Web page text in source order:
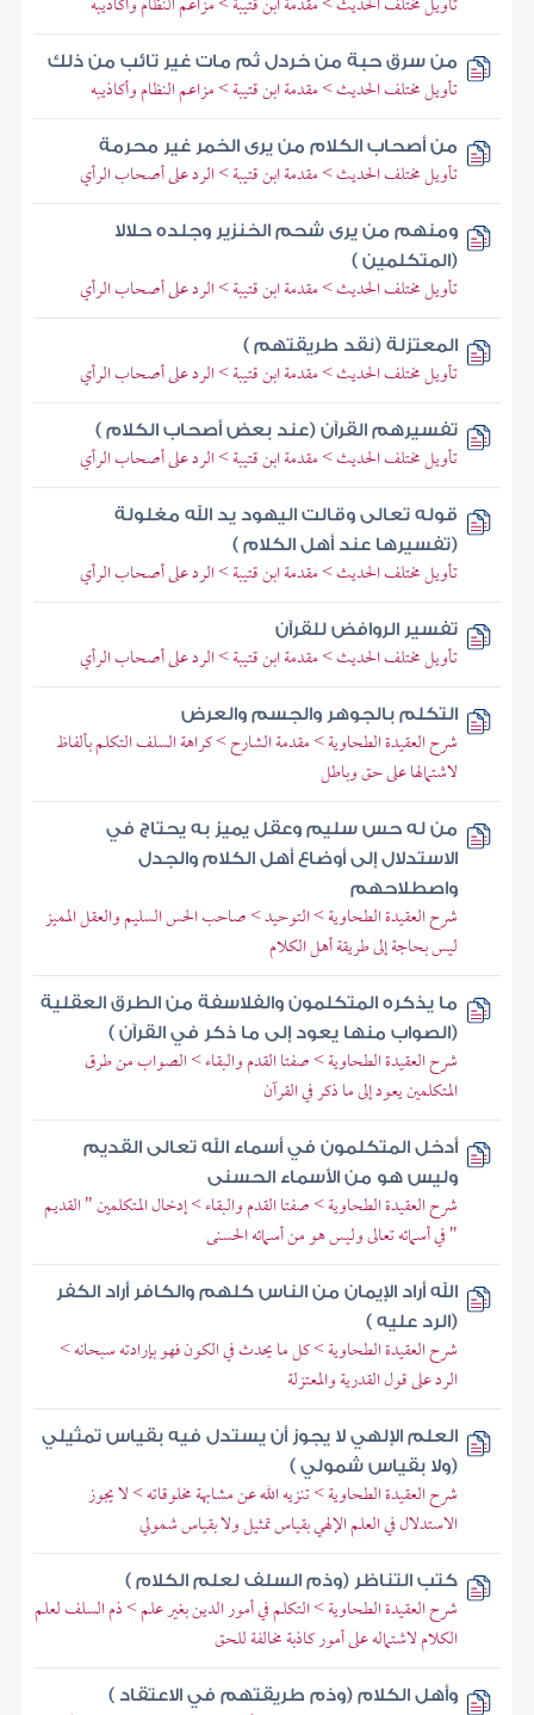
من سرق حبة من خردل ثم مات غير تائب من ذلك
تأويل مختلف الحديث > مقدمة ابن قتيبة > مزاعم النظام وأكاذيبه
من أصحاب الكلام من يرى الخمر غير محرمة
تأويل مختلف الحديث > مقدمة ابن قتيبة > الرد على أصحاب الرأي
ومنهم من يرى شحم الخنزير وجلده حلالا
(المتكلمين )
تأويل مختلف الحديث > مقدمة ابن قتيبة > الرد على أصحاب الرأي
المعتزلة (نقد طريقتهم )
تأويل مختلف الحديث > مقدمة ابن قتيبة > الرد على أصحاب الرأي
تفسيرهم القرآن (عند بعض أصحاب الكلام )
تأويل مختلف الحديث > مقدمة ابن قتيبة > الرد على أصحاب الرأي
قوله تعالى وقالت اليهود يد الله مغلولة
(تفسيرها عند أهل الكلام )
تأويل مختلف الحديث > مقدمة ابن قتيبة > الرد على أصحاب الرأي
تفسير الروافض للقرآن
تأويل مختلف الحديث > مقدمة ابن قتيبة > الرد على أصحاب الرأي
التكلم بالجوهر والجسم والعرض
شرح العقيدة الطحاوية > مقدمة الشارح > كراهة السلف التكلم بألفاظ
لاشتمالها على حق وباطل
من له حس سليم وعقل يميز به يحتاج في
الاستدلال إلى أوضاع أهل الكلام والجدل
واصطلاحهم
شرح العقيدة الطحاوية > التوحيد > صاحب الحس السليم والعقل المميز
ليس بحاجة إلى طريقة أهل الكلام
ما يذكره المتكلمون والفلاسفة من الطرق العقلية
(الصواب منها يعود إلى ما ذكر في القرآن )
شرح العقيدة الطحاوية > صفتا القدم والبقاء > الصواب من طرق
المتكلمين يعود إلى ما ذكر في القرآن
أدخل المتكلمون في أسماء الله تعالى القديم
وليس هو من الأسماء الحسنى
شرح العقيدة الطحاوية > صفتا القدم والبقاء > إدخال المتكلمين " القديم
" في أسمائه تعالى وليس هو من أسمائه الحسنى
الله أراد الإيمان من الناس كلهم والكافر أراد الكفر
(الرد عليه )
شرح العقيدة الطحاوية > كل ما يحدث في الكون فهو بإرادته سبحانه >
الرد على قول القدرية والمعتزلة
العلم الإلهي لا يجوز أن يستدل فيه بقياس تمثيلي
(ولا بقياس شمولي )
شرح العقيدة الطحاوية > تنزيه الله عن مشابهة مخلوقاته > لا يجوز
الاستدلال في العلم الإلهي بقياس تمثيل ولا بقياس شمولي
كتب التناظر (وذم السلف لعلم الكلام )
شرح العقيدة الطحاوية > التكلم في أمور الدين بغير علم > ذم السلف لعلم
الكلام لاشتماله على أمور كاذبة مخالفة للحق
وأهل الكلام (وذم طريقتهم في الاعتقاد )